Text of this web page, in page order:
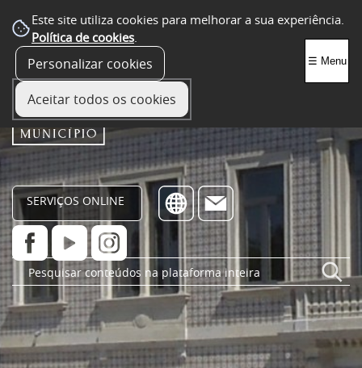
Este site utiliza cookies para melhorar a sua experiência.
Política de cookies.
Personalizar cookies
Aceitar todos os cookies
SERVIÇOS ONLINE
☰ Menu